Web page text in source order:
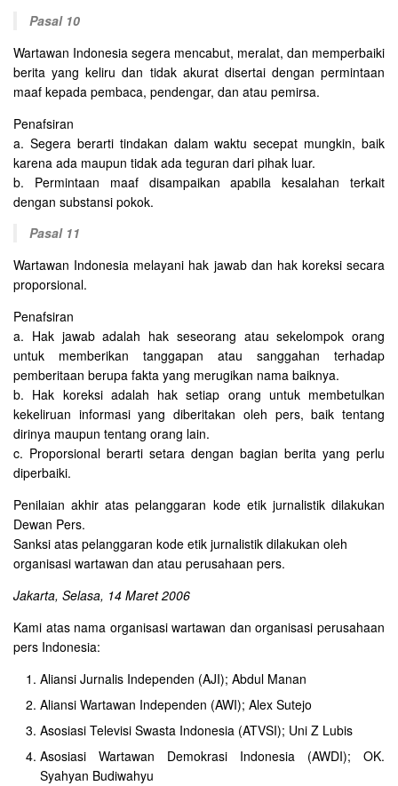
Pasal 10
Wartawan Indonesia segera mencabut, meralat, dan memperbaiki
berita yang keliru dan tidak akurat disertai dengan permintaan
maaf kepada pembaca, pendengar, dan atau pemirsa.
Penafsiran
a. Segera berarti tindakan dalam waktu secepat mungkin, baik
karena ada maupun tidak ada teguran dari pihak luar.
b. Permintaan maaf disampaikan apabila kesalahan terkait
dengan substansi pokok.
Pasal 11
Wartawan Indonesia melayani hak jawab dan hak koreksi secara
proporsional.
Penafsiran
a. Hak jawab adalah hak seseorang atau sekelompok orang
untuk memberikan tanggapan atau sanggahan terhadap
pemberitaan berupa fakta yang merugikan nama baiknya.
b. Hak koreksi adalah hak setiap orang untuk membetulkan
kekeliruan informasi yang diberitakan oleh pers, baik tentang
dirinya maupun tentang orang lain.
c. Proporsional berarti setara dengan bagian berita yang perlu
diperbaiki.
Penilaian akhir atas pelanggaran kode etik jurnalistik dilakukan
Dewan Pers.
Sanksi atas pelanggaran kode etik jurnalistik dilakukan oleh
organisasi wartawan dan atau perusahaan pers.
Jakarta, Selasa, 14 Maret 2006
Kami atas nama organisasi wartawan dan organisasi perusahaan
pers Indonesia:
Aliansi Jurnalis Independen (AJI); Abdul Manan
Aliansi Wartawan Independen (AWI); Alex Sutejo
Asosiasi Televisi Swasta Indonesia (ATVSI); Uni Z Lubis
Asosiasi Wartawan Demokrasi Indonesia (AWDI); OK.
Syahyan Budiwahyu